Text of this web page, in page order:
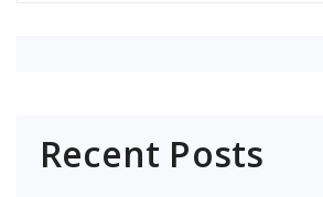
Recent Posts